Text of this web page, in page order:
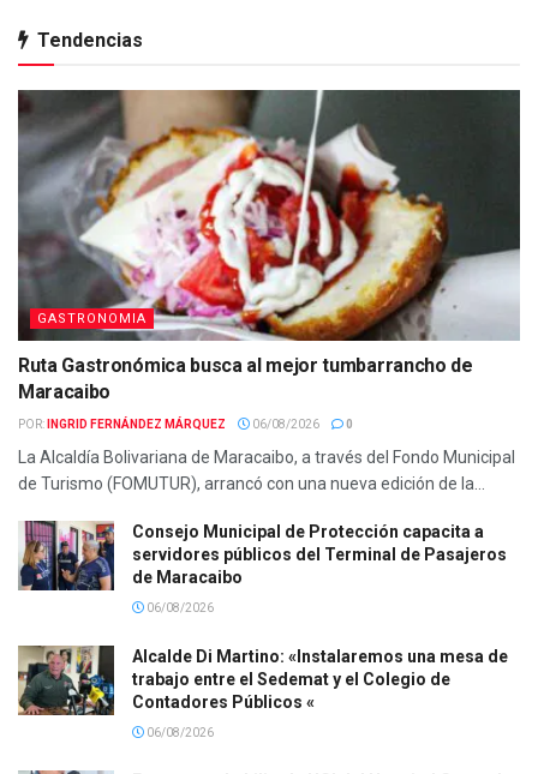
Tendencias
GASTRONOMIA
Ruta Gastronómica busca al mejor tumbarrancho de
Maracaibo
POR: INGRID FERNÁNDEZ MÁRQUEZ 06/08/2026 0
La Alcaldía Bolivariana de Maracaibo, a través del Fondo Municipal
de Turismo (FOMUTUR), arrancó con una nueva edición de la...
Consejo Municipal de Protección capacita a
servidores públicos del Terminal de Pasajeros
de Maracaibo
06/08/2026
Alcalde Di Martino: «Instalaremos una mesa de
trabajo entre el Sedemat y el Colegio de
Contadores Públicos «
06/08/2026